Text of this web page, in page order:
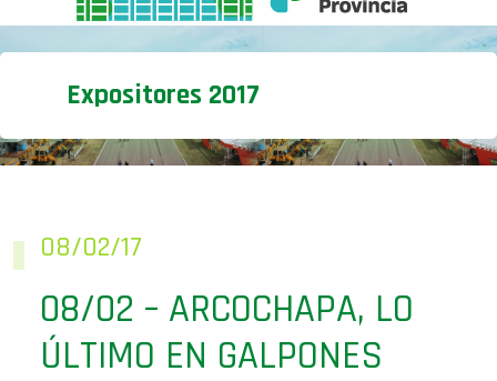
Expositores 2017
08/02/17
08/02 – ARCOCHAPA, LO
ÚLTIMO EN GALPONES